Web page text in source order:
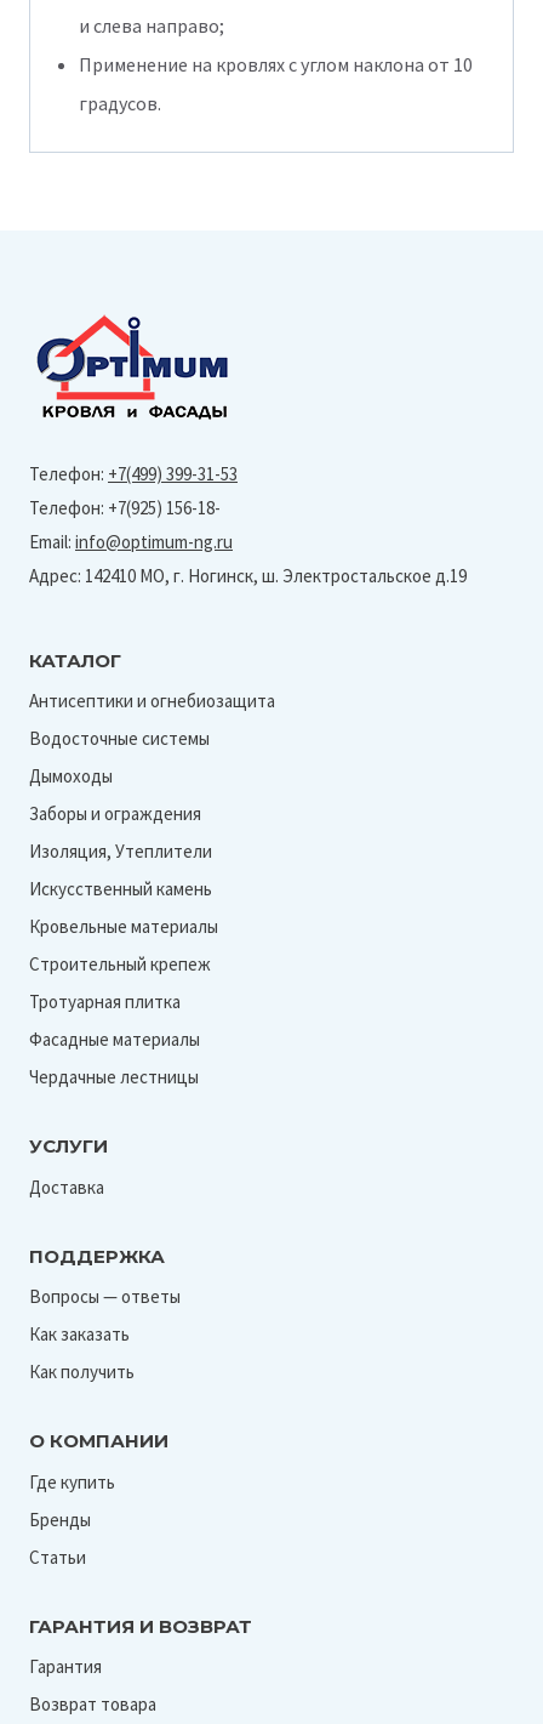
и слева направо;
Применение на кровлях с углом наклона от 10
градусов.
Телефон: +7(499) 399-31-53
Телефон: +7(925) 156-18-
Email: info@optimum-ng.ru
Адрес: 142410 МО, г. Ногинск, ш. Электростальское д.19
КАТАЛОГ
Антисептики и огнебиозащита
Водосточные системы
Дымоходы
Заборы и ограждения
Изоляция, Утеплители
Искусственный камень
Кровельные материалы
Строительный крепеж
Тротуарная плитка
Фасадные материалы
Чердачные лестницы
УСЛУГИ
Доставка
ПОДДЕРЖКА
Вопросы — ответы
Как заказать
Как получить
О КОМПАНИИ
Где купить
Бренды
Статьи
ГАРАНТИЯ И ВОЗВРАТ
Гарантия
Возврат товара